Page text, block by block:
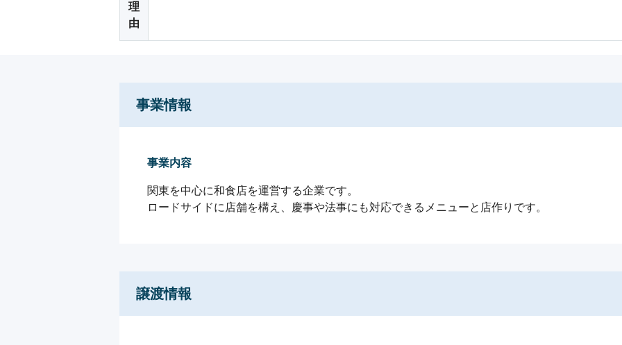
理
由
事業情報
事業内容
関東を中心に和食店を運営する企業です。
ロードサイドに店舗を構え、慶事や法事にも対応できるメニューと店作りです。
譲渡情報